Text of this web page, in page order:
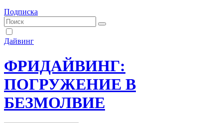
Подписка
Дайвинг
ФРИДАЙВИНГ:
ПОГРУЖЕНИЕ В
БЕЗМОЛВИЕ